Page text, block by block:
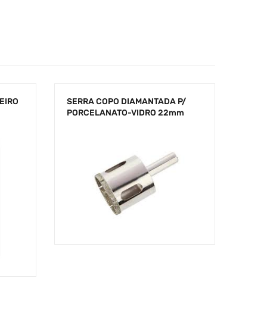
SERRA COPO DIAMANTADA P/
PORCELANATO-VIDRO 22mm